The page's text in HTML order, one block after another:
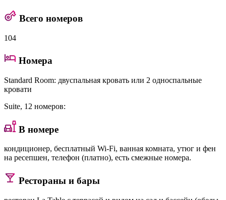
Всего номеров
104
Номера
Standard Room: двуспальная кровать или 2 односпальные
кровати
Suite, 12 номеров:
В номере
кондиционер, бесплатный Wi-Fi, ванная комната, утюг и фен
на ресепшен, телефон (платно), есть смежные номера.
Рестораны и бары